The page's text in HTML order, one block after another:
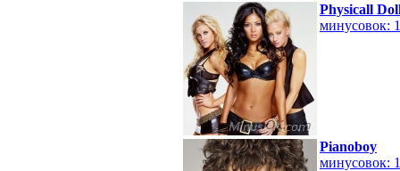
Physicall
минусовок: 1
Pianoboy
минусовок: 1